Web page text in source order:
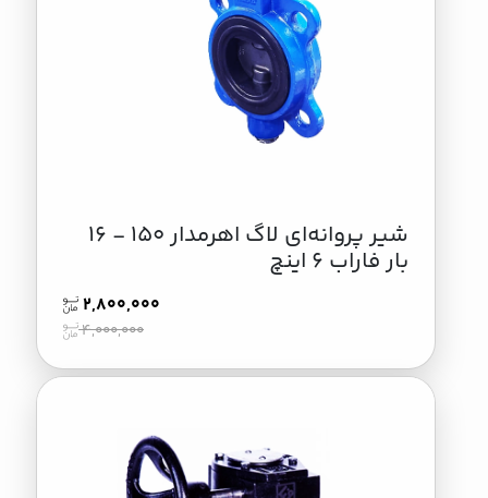
شیر پروانه‌ای لاگ اهرمدار 150 - 16
بار فاراب 6 اینچ
2,800,000
4,000,000